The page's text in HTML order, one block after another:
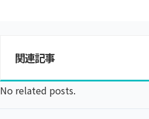
関連記事
No related posts.